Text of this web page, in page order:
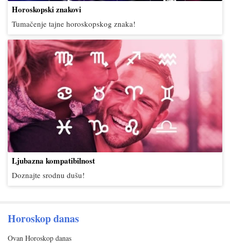
još više. Kreativnost će biti vrlo velika,
naći ćete puno načina kako u svoj život
unijeti nešto novo, učiniti ga
zanimljivijim i vedrijim.
potruditi da biste postigli cilj. Moguća
su neka neugodna iznenađenja,
ponekad na putu postoje prepreke. Ali
ne gubite vjeru u uspjeh svojih
nastojanja i još uvijek pokušavate
postići cilj. Ljudi oko vas to jako vole.
Mnogi su spremni ponuditi vam
podršku i pomoć.
Horoskopski znakovi
Tumačenje tajne horoskopskog znaka!
Ljubazna kompatibilnost
Doznajte srodnu dušu!
Horoskop danas
Ovan Horoskop danas